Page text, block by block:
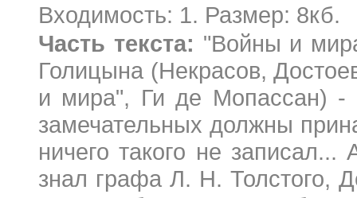
Входимость: 1. Размер: 8кб.
Часть текста: "Войны и
Голицына (Некрасов,
и мира", Ги де Мопассан) -
замечательных должны
ничего такого не
знал графа Л. Н. Толстого,